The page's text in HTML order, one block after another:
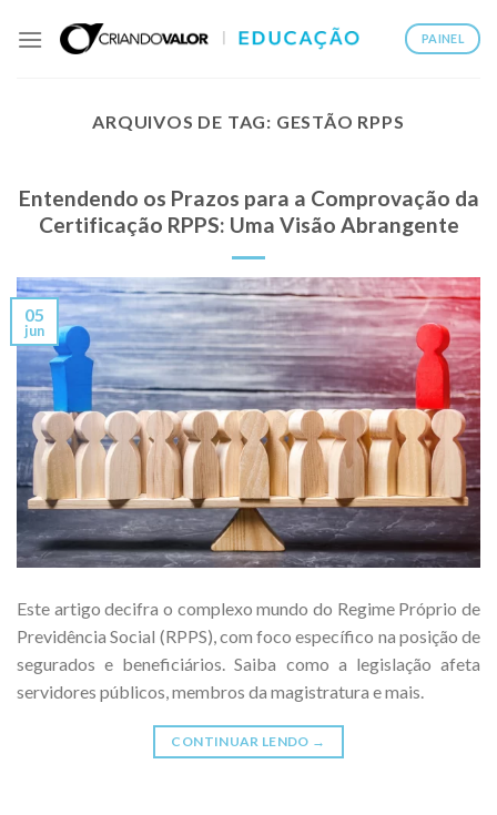
PAINEL
ARQUIVOS DE TAG: GESTÃO RPPS
Entendendo os Prazos para a Comprovação da
Certificação RPPS: Uma Visão Abrangente
05
jun
Este artigo decifra o complexo mundo do Regime Próprio de
Previdência Social (RPPS), com foco específico na posição de
segurados e beneficiários. Saiba como a legislação afeta
servidores públicos, membros da magistratura e mais.
CONTINUAR LENDO →